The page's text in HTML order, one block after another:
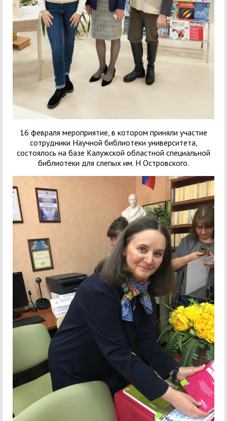
16 февраля мероприятие, в котором приняли участие
сотрудники Научной библиотеки университета,
состоялось на базе Калужской областной специальной
библиотеки для слепых им. Н Островского.